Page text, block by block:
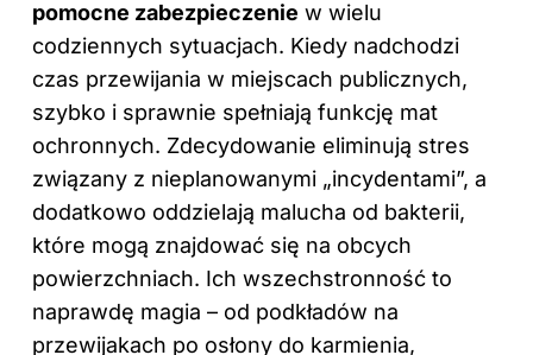
pomocne zabezpieczenie w wielu
codziennych sytuacjach. Kiedy nadchodzi
czas przewijania w miejscach publicznych,
szybko i sprawnie spełniają funkcję mat
ochronnych. Zdecydowanie eliminują stres
związany z nieplanowanymi „incydentami”, a
dodatkowo oddzielają malucha od bakterii,
które mogą znajdować się na obcych
powierzchniach. Ich wszechstronność to
naprawdę magia – od podkładów na
przewijakach po osłony do karmienia,